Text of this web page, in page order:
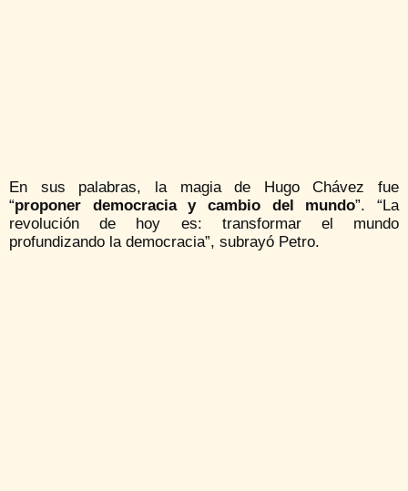
En sus palabras, la magia de Hugo Chávez fue
“proponer democracia y cambio del mundo”. “La
revolución de hoy es: transformar el mundo
profundizando la democracia”, subrayó Petro.